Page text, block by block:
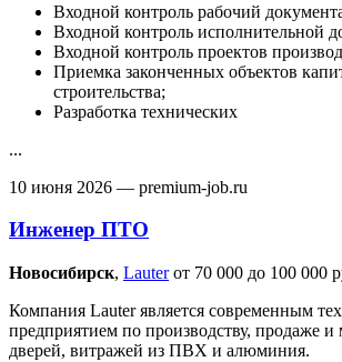
Входной контроль рабочий
Входной контроль исполнительной
Входной контроль проектов
Приемка законченных объектов
строительства;
Разработка технических
...
10 июня 2026 — premium-job.ru
Инженер ПТО
Новосибирск‎, Lauter от 70 000 до 100 000
Компания Lauter является современным
предприятием по производству, продаже и
дверей, витражей из ПВХ и алюминия.